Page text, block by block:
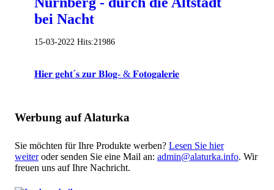
bei Nacht
15-03-2022 Hits:21986
𝐇𝐢𝐞𝐫 𝐠𝐞𝐡𝐭´𝐬 𝐳𝐮𝐫 𝐁𝐥𝐨𝐠- & 𝐅𝐨𝐭𝐨𝐠𝐚𝐥𝐞𝐫𝐢𝐞
Werbung auf Alaturka
Sie möchten für Ihre Produkte werben? Lesen Sie hier
weiteroder senden Sie eine Mail an: admin@alaturka.info. Wir
freuen uns auf Ihre Nachricht.